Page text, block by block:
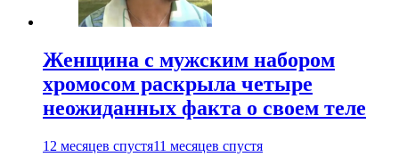
Женщина с мужским набором
хромосом раскрыла четыре
неожиданных факта о своем теле
12 месяцев спустя11 месяцев спустя